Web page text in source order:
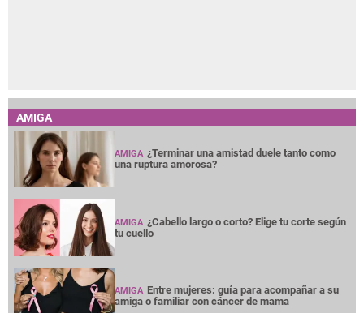
AMIGA
AMIGA ¿Terminar una amistad duele tanto como
una ruptura amorosa?
AMIGA ¿Cabello largo o corto? Elige tu corte según
tu cuello
AMIGA Entre mujeres: guía para acompañar a su
amiga o familiar con cáncer de mama